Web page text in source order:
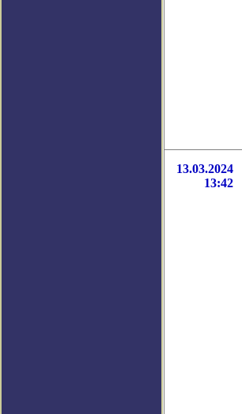
13.03.2024
13:42